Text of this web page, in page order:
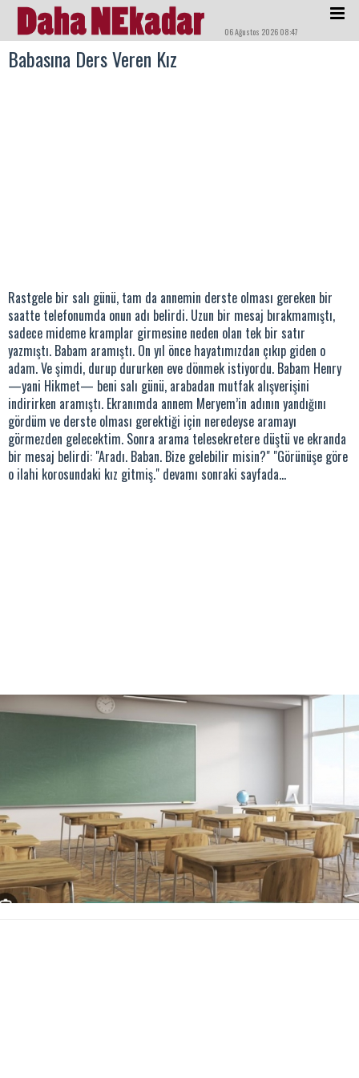
06 Ağustos 2026 08:47
Babasına Ders Veren Kız
Rastgele bir salı günü, tam da annemin derste olması gereken bir
saatte telefonumda onun adı belirdi. Uzun bir mesaj bırakmamıştı,
sadece mideme kramplar girmesine neden olan tek bir satır
yazmıştı. Babam aramıştı. On yıl önce hayatımızdan çıkıp giden o
adam. Ve şimdi, durup dururken eve dönmek istiyordu. Babam Henry
—yani Hikmet— beni salı günü, arabadan mutfak alışverişini
indirirken aramıştı. Ekranımda annem Meryem’in adının yandığını
gördüm ve derste olması gerektiği için neredeyse aramayı
görmezden gelecektim. Sonra arama telesekretere düştü ve ekranda
bir mesaj belirdi: "Aradı. Baban. Bize gelebilir misin?" "Görünüşe göre
o ilahi korosundaki kız gitmiş." devamı sonraki sayfada...